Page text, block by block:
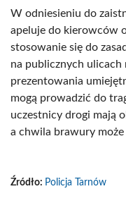
W odniesieniu do
apeluje do kierowców
stosowanie się do
na publicznych ulicach
prezentowania
mogą prowadzić do
uczestnicy drogi mają
a chwila brawury może
Źródło: Policja Tarnów